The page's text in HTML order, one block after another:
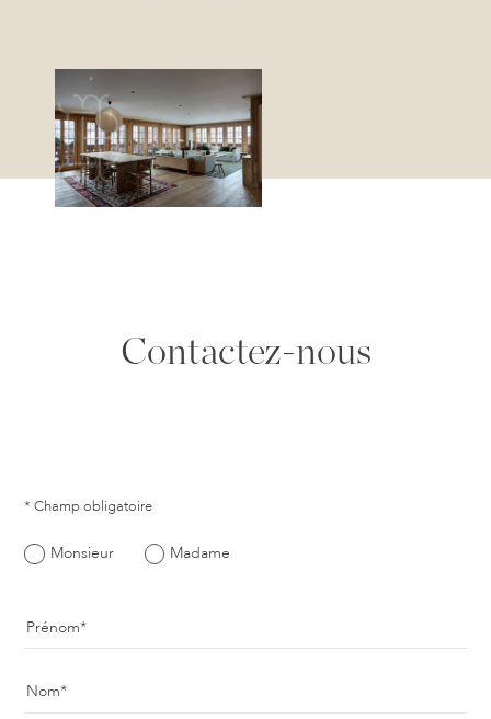
Contactez-nous
* Champ obligatoire
Monsieur Madame
Prénom
Nom